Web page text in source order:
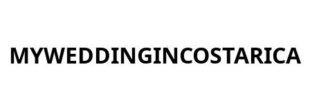
MYWEDDINGINCOSTARICA